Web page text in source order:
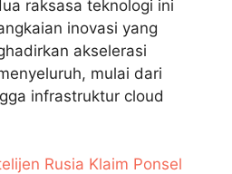
raksasa teknologi ini
inovasi yang
akselerasi
mulai dari
infrastruktur cloud
Rusia Klaim Ponsel